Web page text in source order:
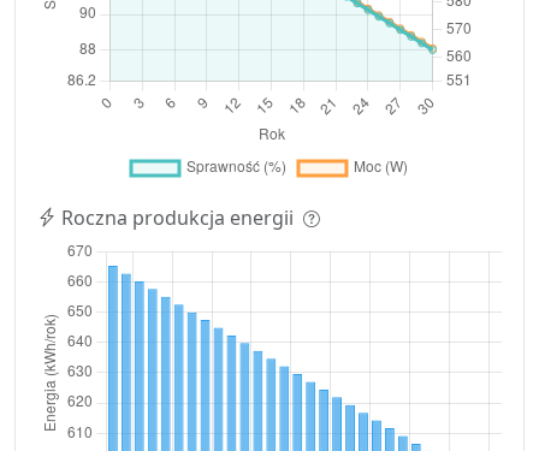
Roczna produkcja energii